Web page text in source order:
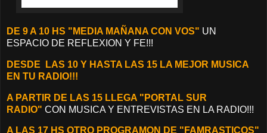
DE 9 A 10 HS "MEDIA MAÑANA CON VOS" UN
ESPACIO DE REFLEXION Y FE!!!
DESDE
LAS 10 Y HASTA LAS 15 LA MEJOR MUSICA
EN TU RADIO!!!
A PARTIR DE LAS 15 LLEGA "PORTAL SUR
RADIO" CON MUSICA Y ENTREVISTAS EN LA RADIO!!!
A LAS 17 HS OTRO PROGRAMON DE "FAMRASTICOS"